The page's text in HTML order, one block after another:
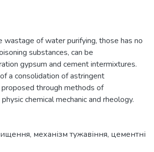
wastage of water purifying, those has no
substances, can be
gypsum and cement intermixtures.
a consolidation of astringent
through methods of
chemical mechanic and rheology.
, механізм тужавіння, цементні